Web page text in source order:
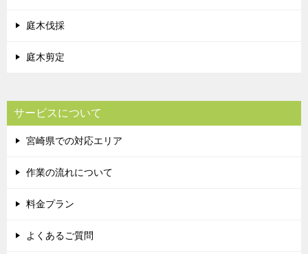
庭木伐採
庭木剪定
サービスについて
宮崎県での対応エリア
作業の流れについて
料金プラン
よくあるご質問